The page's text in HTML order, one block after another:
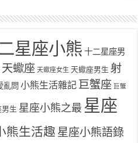
星座小熊 十二星座男
天蠍座 天蠍座女生 天蠍座男生 射
亂問 小熊生活雜記 巨蟹座 巨蟹
男生 星座小熊之最 星座
熊生活趣 星座小熊語錄